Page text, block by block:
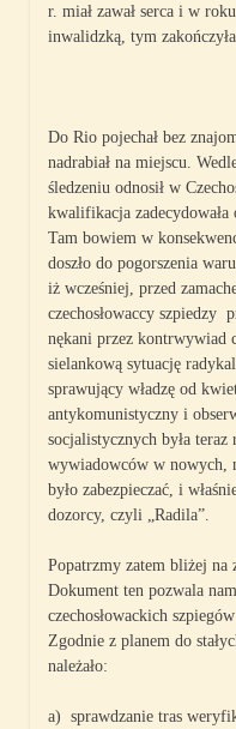
r. miał zawał serca i w
inwalidzką, tym
Do Rio pojechał bez
nadrabiał na miejscu.
śledzeniu odnosił w
kwalifikacja
Tam bowiem w
doszło do pogorszenia
iż wcześniej, przed
czechosłowaccy szpiedzy
nękani przez kontrwywiad
sielankową sytuację
sprawujący władzę od
antykomunistyczny i
socjalistycznych była
wywiadowców w nowych,
było zabezpieczać, i
dozorcy, czyli „Radila”.
Popatrzmy zatem bliżej na
Dokument ten pozwala
czechosłowackich
Zgodnie z planem do
należało:
a) sprawdzanie tras